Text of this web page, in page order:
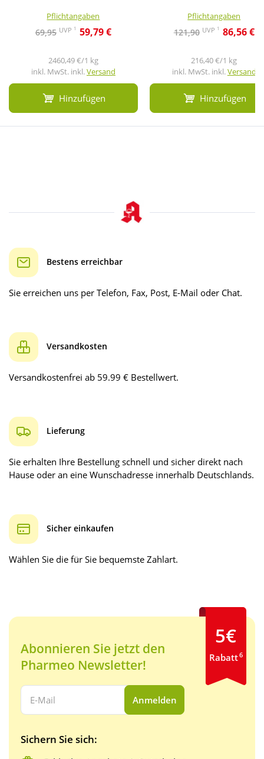
Pflichtangaben
69,95 UVP 1 59,79 €
2460,49 €/1 kg
inkl. MwSt. inkl.Versand
Hinzufügen
Pflichtangaben
121,90 UVP 1 86,56 €
216,40 €/1 kg
inkl. MwSt. inkl.Versand
Hinzufügen
Bestens erreichbar
Sie erreichen uns per Telefon, Fax, Post, E-Mail oder Chat.
Versandkosten
Versandkostenfrei ab 59.99 € Bestellwert.
Lieferung
Sie erhalten Ihre Bestellung schnell und sicher direkt nach
Hause oder an eine Wunschadresse innerhalb Deutschlands.
Sicher einkaufen
Wählen Sie die für Sie bequemste Zahlart.
Abonnieren Sie jetzt den
Pharmeo Newsletter!
Ihre E-Mail Adresse:
Anmelden
Sichern Sie sich:
5€
Rabatt6